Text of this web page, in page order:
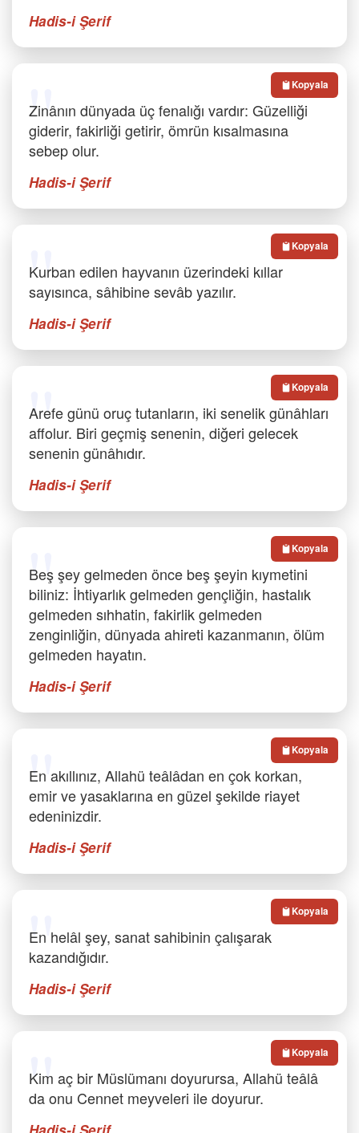
Hadis-i Şerif
Zinânın dünyada üç fenalığı vardır: Güzelliği
giderir, fakirliği getirir, ömrün kısalmasına
sebep olur.
Hadis-i Şerif
Kopyala
Kurban edilen hayvanın üzerindeki kıllar
sayısınca, sâhibine sevâb yazılır.
Hadis-i Şerif
Kopyala
Arefe günü oruç tutanların, iki senelik günâhları
affolur. Biri geçmiş senenin, diğeri gelecek
senenin günâhıdır.
Hadis-i Şerif
Kopyala
Beş şey gelmeden önce beş şeyin kıymetini
biliniz: İhtiyarlık gelmeden gençliğin, hastalık
gelmeden sıhhatin, fakirlik gelmeden
zenginliğin, dünyada ahireti kazanmanın, ölüm
gelmeden hayatın.
Hadis-i Şerif
Kopyala
En akıllınız, Allahü teâlâdan en çok korkan,
emir ve yasaklarına en güzel şekilde riayet
edeninizdir.
Hadis-i Şerif
Kopyala
En helâl şey, sanat sahibinin çalışarak
kazandığıdır.
Hadis-i Şerif
Kopyala
Kim aç bir Müslümanı doyurursa, Allahü teâlâ
da onu Cennet meyveleri ile doyurur.
Kopyala